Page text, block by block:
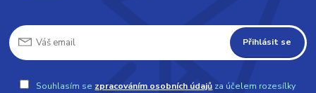
Přihlásit se
Souhlasím se zpracováním osobních údajů za účelem rozesílky